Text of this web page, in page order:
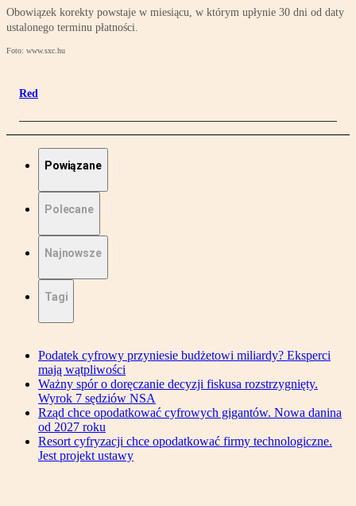
Obowiązek korekty powstaje w miesiącu, w którym upłynie 30 dni od daty
ustalonego terminu płatności.
Foto: www.sxc.hu
Red
Powiązane
Polecane
Najnowsze
Tagi
Podatek cyfrowy przyniesie budżetowi miliardy? Eksperci
mają wątpliwości
Ważny spór o doręczanie decyzji fiskusa rozstrzygnięty.
Wyrok 7 sędziów NSA
Rząd chce opodatkować cyfrowych gigantów. Nowa danina
od 2027 roku
Resort cyfryzacji chce opodatkować firmy technologiczne.
Jest projekt ustawy